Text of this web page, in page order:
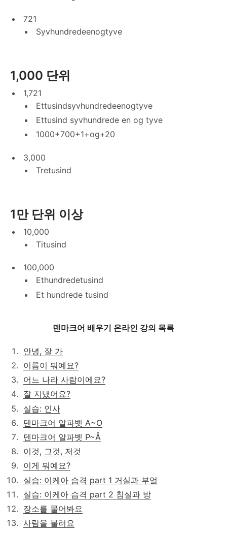
721
Syvhundredeenogtyve
1,000 단위
1,721
Ettusindsyvhundredeenogtyve
Ettusind syvhundrede en og tyve
1000+700+1+og+20
3,000
Tretusind
1만 단위 이상
10,000
Titusind
100,000
Ethundredetusind
Et hundrede tusind
덴마크어 배우기 온라인 강의 목록
안녕, 잘 가
이름이 뭐예요?
어느 나라 사람이에요?
잘 지냈어요?
실습: 인사
덴마크어 알파벳 A~O
덴마크어 알파벳 P~Å
이것, 그것, 저것
이게 뭐예요?
실습: 이케아 습격 part 1 거실과 부엌
실습: 이케아 습격 part 2 침실과 방
장소를 물어봐요
사람을 불러요